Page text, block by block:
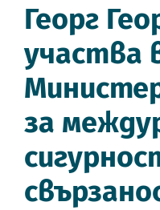
Георг
участва
за